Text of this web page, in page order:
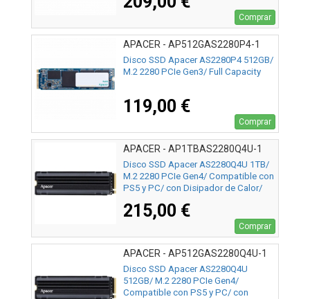
Comprar
APACER - AP512GAS2280P4-1
Disco SSD Apacer AS2280P4 512GB/
M.2 2280 PCIe Gen3/ Full Capacity
119,00 €
Comprar
APACER - AP1TBAS2280Q4U-1
Disco SSD Apacer AS2280Q4U 1TB/
M.2 2280 PCIe Gen4/ Compatible con
PS5 y PC/ con Disipador de Calor/
215,00 €
Comprar
APACER - AP512GAS2280Q4U-1
Disco SSD Apacer AS2280Q4U
512GB/ M.2 2280 PCIe Gen4/
Compatible con PS5 y PC/ con